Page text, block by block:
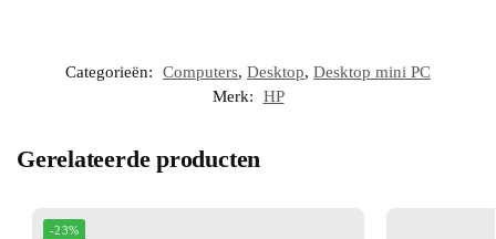
Categorieën: Computers, Desktop, Desktop mini PC
Merk:
HP
Gerelateerde producten
-23%